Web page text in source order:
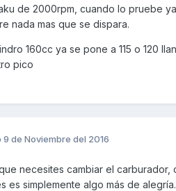
de 2000rpm, cuando lo pruebe
nada mas que se dispara.
160cc ya se pone a 115 o 120
pico
9 de Noviembre del 2016
necesites cambiar el
es simplemente algo más de alegría.